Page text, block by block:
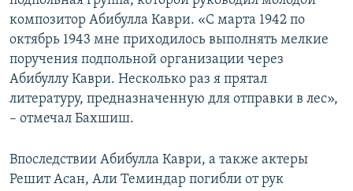
композитор Абибулла Каври. «С марта 1942 по
октябрь 1943 мне приходилось выполнять мелкие
поручения подпольной организации через
Абибуллу Каври. Несколько раз я прятал
литературу, предназначенную для отправки в лес»,
– отмечал Бахшиш.
Впоследствии Абибулла Каври, а также актеры
Решит Асан, Али Теминдар погибли от рук